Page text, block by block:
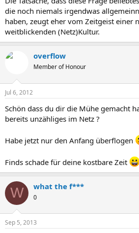
die noch niemals irgendwas
haben, zeugt eher vom Zeitgeist einer
weitblickenden (Netz)Kultur.
overflow
Member of Honour
Jul 6, 2012
Schön dass du dir die Mühe gemacht
bereits unzähliges im Netz ?
Habe jetzt nur den Anfang überflogen
Finds schade für deine kostbare Zeit
W what the f***
0
Sep 5, 2013